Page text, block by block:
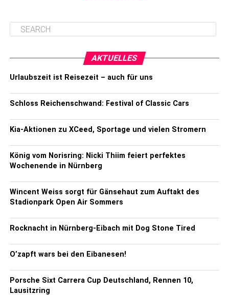
AKTUELLES
Urlaubszeit ist Reisezeit – auch für uns
Schloss Reichenschwand: Festival of Classic Cars
Kia-Aktionen zu XCeed, Sportage und vielen Stromern
König vom Norisring: Nicki Thiim feiert perfektes
Wochenende in Nürnberg
Wincent Weiss sorgt für Gänsehaut zum Auftakt des
Stadionpark Open Air Sommers
Rocknacht in Nürnberg-Eibach mit Dog Stone Tired
O’zapft wars bei den Eibanesen!
Porsche Sixt Carrera Cup Deutschland, Rennen 10,
Lausitzring